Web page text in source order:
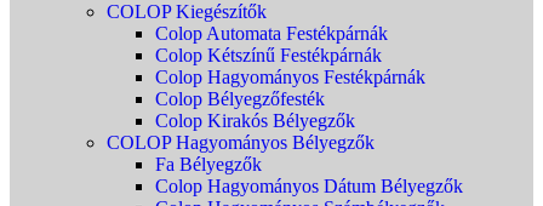
COLOP Kiegészítők
Colop Automata Festékpárnák
Colop Kétszínű Festékpárnák
Colop Hagyományos Festékpárnák
Colop Bélyegzőfesték
Colop Kirakós Bélyegzők
COLOP Hagyományos Bélyegzők
Fa Bélyegzők
Colop Hagyományos Dátum Bélyegzők